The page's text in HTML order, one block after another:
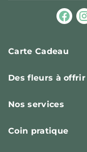
Carte Cadeau
Des fleurs à offrir
Nos services
Coin pratique